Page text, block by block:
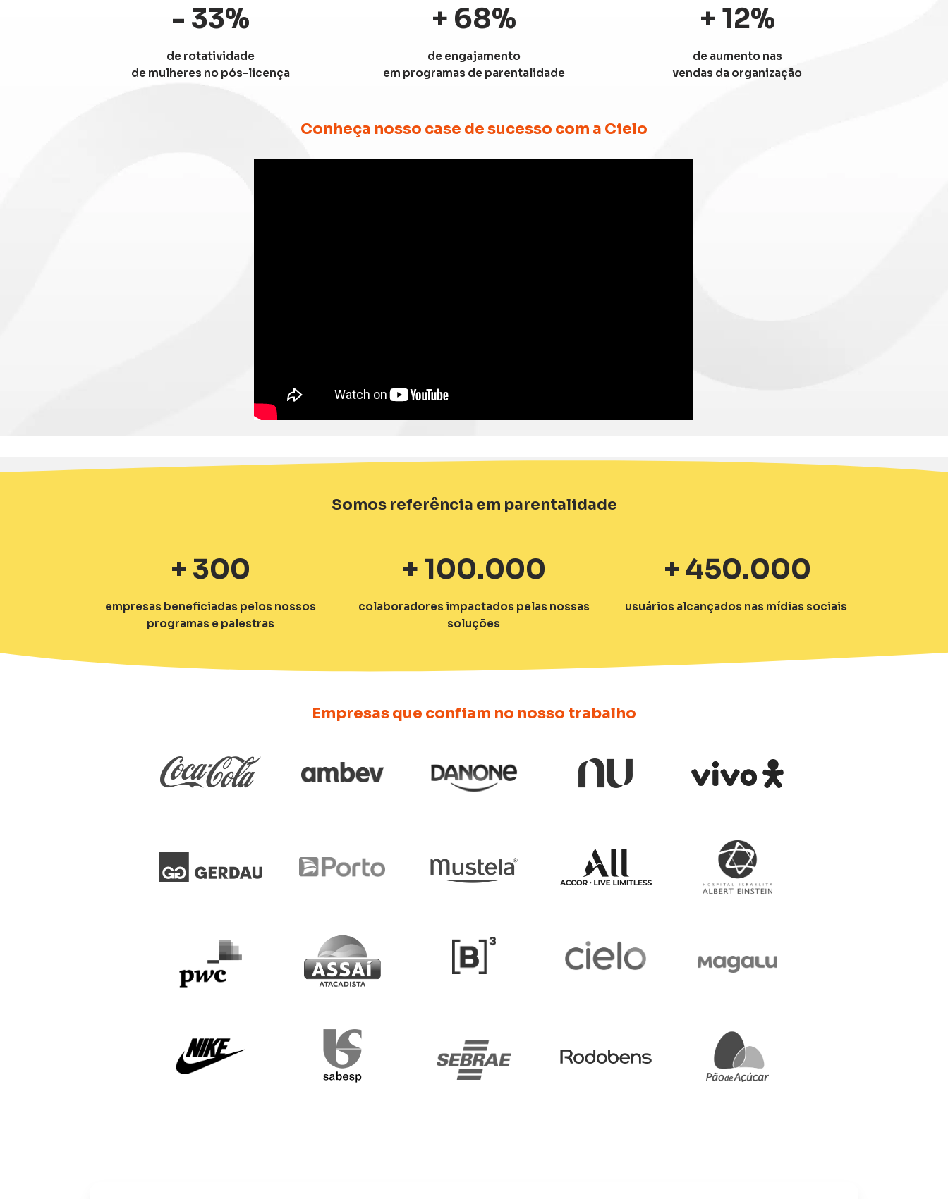
- 33%
de rotatividade
de mulheres no pós-licença
+ 68%
de engajamento
em programas de parentalidade
+ 12%
de aumento nas
vendas da organização
Conheça nosso case de sucesso com a Cielo
Somos referência em parentalidade
+ 300
empresas beneficiadas pelos nossos
programas e palestras
+ 100.000
colaboradores impactados pelas nossas
soluções
+ 450.000
usuários alcançados nas mídias sociais
Empresas que confiam no nosso trabalho